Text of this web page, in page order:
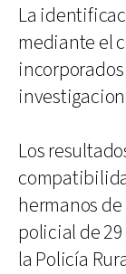
La
mediante el
Los
hermanos
policial de
la Policía